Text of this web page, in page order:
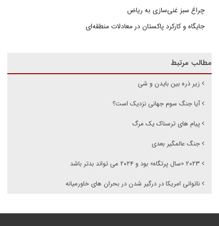
چراغ سبز غنی‌سازی به ریاض
جایگاه و کارکرد پاکستان در معادلات منطقه‌ای
مطالب مرتبط
زیر ذره بین بایدن و شی
آیا جنگ سوم جهانی نزدیک است؟
پیام های ترسناک یک مرگ
جنگ عالمگیر بعدی
۲۰۲۳ «سال پرتگاه» بود و ۲۰۲۴ می تواند بدتر باشد
ناتوانی امریکا در درگیر شدن در بحران های خاورمیانه